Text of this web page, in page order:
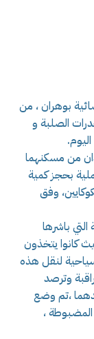
بوهران ، من
الصلبة و
من مسكنهما
بحجز كمية
760 غرام من الكوكايين، وفق
باشرها
كانوا يتخذون
لنقل هذه
وترصد
،تم وضع
،